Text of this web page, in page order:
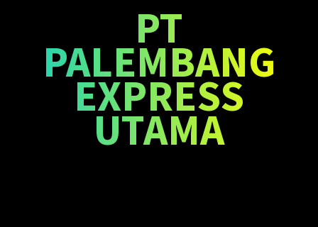
PT
PALEMBANG
EXPRESS
UTAMA